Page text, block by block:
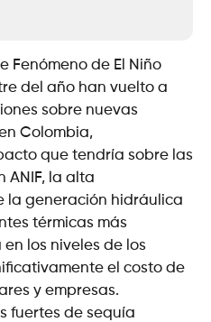
Fenómeno de El Niño
del año han vuelto a
sobre nuevas
Colombia,
que tendría sobre las
ANIF, la alta
la generación hidráulica
térmicas más
los niveles de los
el costo de
y empresas.
fuertes de sequía